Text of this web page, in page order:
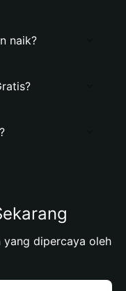
naik?
dipercaya oleh